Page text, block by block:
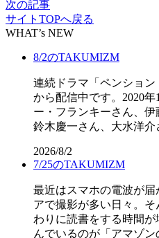
次の記事
サイトTOPへ戻る
WHAT’s NEW
8/2のTAKUMIZM
連続ドラマ「ペンション
から配信中です。2020
ー・フランキーさん、伊
鈴木慶一さん、大水洋
2026/8/2
7/25のTAKUMIZM
最近はスマホの電波が届
アで撮影が多い日々。
わりに読書をする時間
んでいるのが「アマゾ